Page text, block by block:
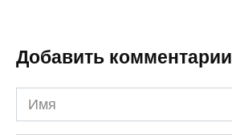
Добавить комментарии
Имя